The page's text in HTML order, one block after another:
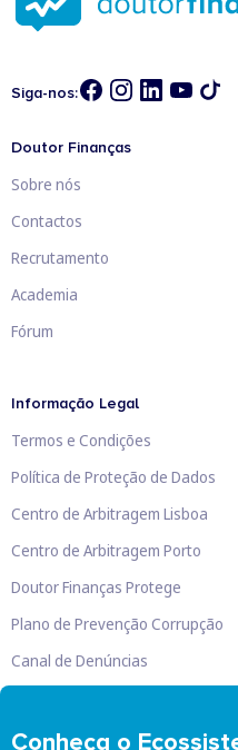
Conheça o
Siga-nos:
Doutor Finanças
Sobre nós
Contactos
Recrutamento
Academia
Fórum
Informação Legal
Termos e Condições
Política de Proteção de Dados
Centro de Arbitragem Lisboa
Centro de Arbitragem Porto
Doutor Finanças Protege
Plano de Prevenção Corrupção
Canal de Denúncias